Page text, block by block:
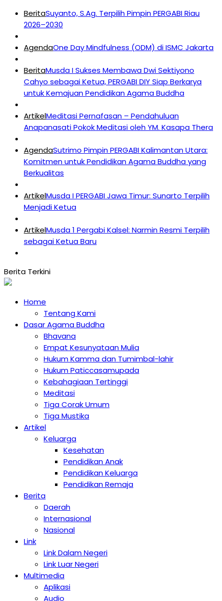
BeritaSuyanto, S.Ag. Terpilih Pimpin PERGABI Riau
2026–2030
AgendaOne Day Mindfulness (ODM) di ISMC Jakarta
BeritaMusda I Sukses Membawa Dwi Sektiyono
Cahyo sebagai Ketua, PERGABI DIY Siap Berkarya
untuk Kemajuan Pendidikan Agama Buddha
ArtikelMeditasi Pernafasan – Pendahuluan
Anapanasati Pokok Meditasi oleh YM. Kasapa Thera
AgendaSutrimo Pimpin PERGABI Kalimantan Utara:
Komitmen untuk Pendidikan Agama Buddha yang
Berkualitas
ArtikelMusda I PERGABI Jawa Timur: Sunarto Terpilih
Menjadi Ketua
ArtikelMusda 1 Pergabi Kalsel: Narmin Resmi Terpilih
sebagai Ketua Baru
Home
Tentang Kami
Dasar Agama Buddha
Bhavana
Empat Kesunyataan Mulia
Hukum Kamma dan Tumimbal-lahir
Hukum Paticcasamupada
Kebahagiaan Tertinggi
Meditasi
Tiga Corak Umum
Tiga Mustika
Artikel
Keluarga
Kesehatan
Pendidikan Anak
Pendidikan Keluarga
Pendidikan Remaja
Berita
Daerah
Internasional
Nasional
Link
Link Dalam Negeri
Link Luar Negeri
Multimedia
Aplikasi
Audio